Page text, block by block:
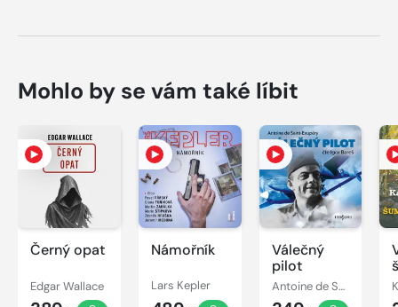
Mohlo by se vám také líbit
Černý opat
Edgar Wallace
Námořník
Lars Kepler
Válečný
pilot
Antoine de Saint-Exupéry